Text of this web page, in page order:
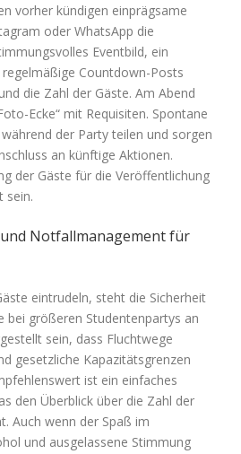
vorher kündigen einprägsame
oder WhatsApp die
Eventbild, ein
Countdown-Posts
die Zahl der Gäste. Am Abend
Ecke“ mit Requisiten. Spontane
der Party teilen und sorgen
an künftige Aktionen.
der Gäste für die Veröffentlichung
sein.
Notfallmanagement für
eintrudeln, steht die Sicherheit
bei größeren Studentenpartys an
sein, dass Fluchtwege
gesetzliche Kapazitätsgrenzen
ist ein einfaches
den Überblick über die Zahl der
Auch wenn der Spaß im
und ausgelassene Stimmung